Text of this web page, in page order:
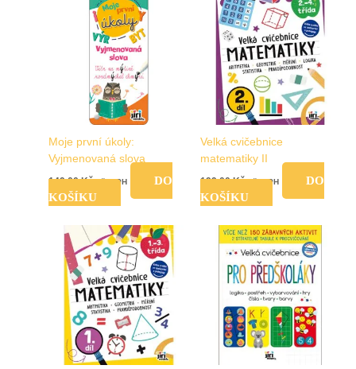
Moje první úkoly:
Vyjmenovaná slova
149,00Kč vč. DPH
DO
KOŠÍKU
Velká cvičebnice
matematiky II
199,00Kč vč. DPH
DO
KOŠÍKU